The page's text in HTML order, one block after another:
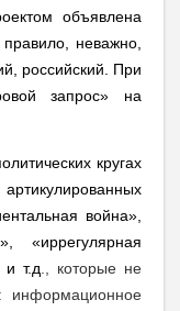
объявлена
неважно,
российский. При
запрос» на
кругах
война»,
«иррегулярная
и т.д., которые не
информационное